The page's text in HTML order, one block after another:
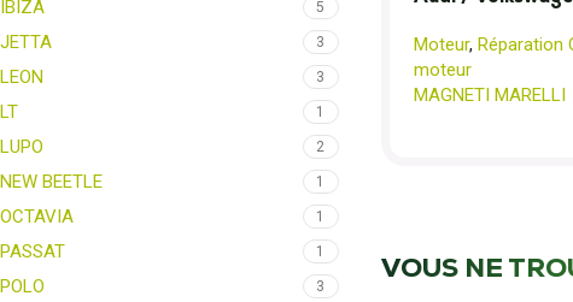
IBIZA 5
JETTA 3
LEON 3
LT 1
LUPO 2
NEW BEETLE 1
OCTAVIA 1
PASSAT 1
POLO 3
Moteur, Réparation
moteur
MAGNETI MARELLI
VOUS NE